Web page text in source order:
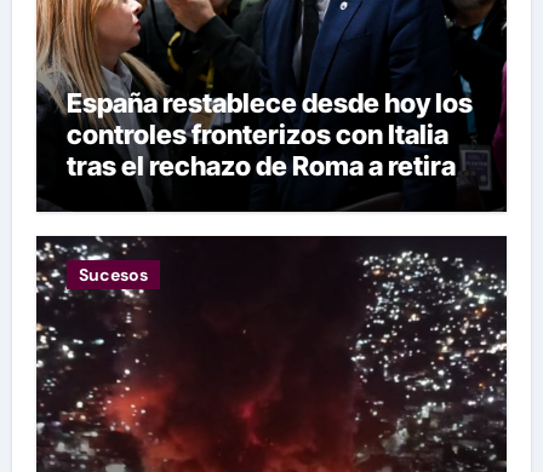
España restablece desde hoy los
controles fronterizos con Italia
tras el rechazo de Roma a retirar
las restricciones
Sucesos